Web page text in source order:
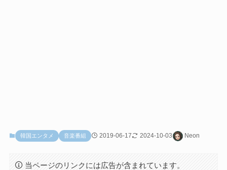
韓国エンタメ 音楽番組 2019-06-17 2024-10-03 Neon
当ページのリンクには広告が含まれています。